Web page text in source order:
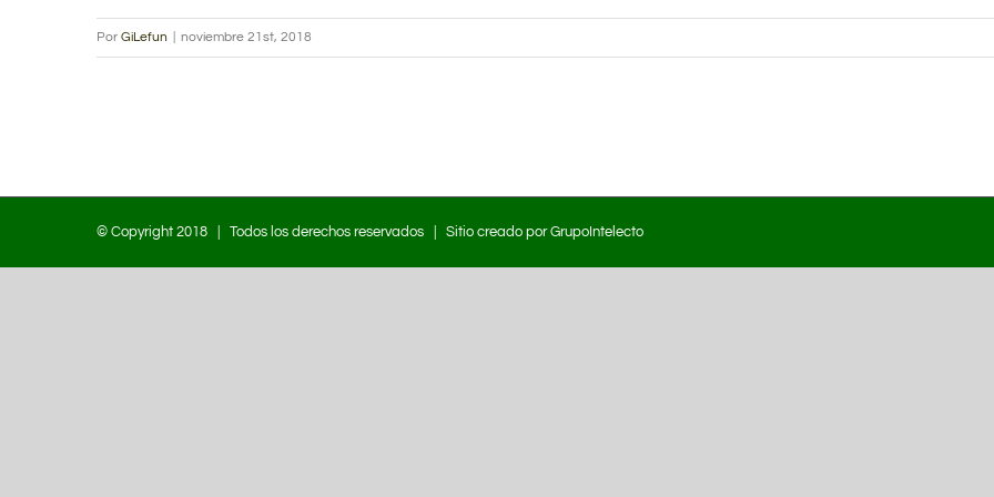
Por GiLefun noviembre 21st, 2018
© Copyright 2018 | Todos los derechos reservados | Sitio creado porGrupoIntelecto